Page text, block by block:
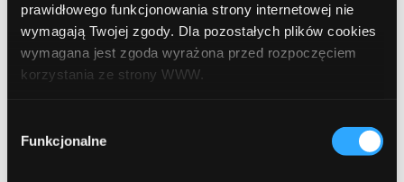
prawidłowego funkcjonowania strony internetowej nie
wymagają Twojej zgody. Dla pozostałych plików cookies
wymagana jest zgoda wyrażona przed rozpoczęciem
korzystania ze strony WWW.
formy korzystania z plików cookies. Więcej:
Polityka
zgody
Funkcjonalne